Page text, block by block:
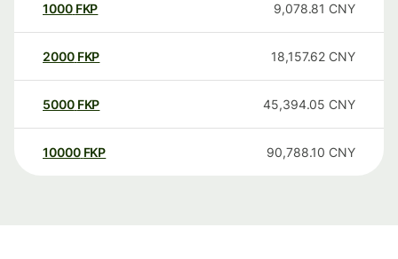
1000 FKP 9,078.81 CNY
2000 FKP 18,157.62 CNY
5000 FKP 45,394.05 CNY
10000 FKP 90,788.10 CNY